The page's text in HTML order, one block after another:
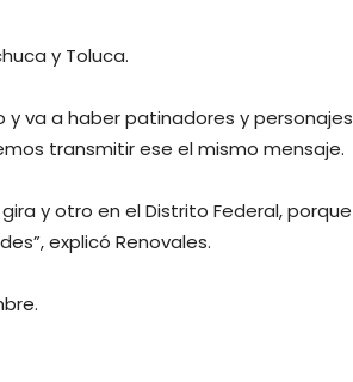
y Toluca.
va a haber patinadores y personajes
transmitir ese el mismo mensaje.
y otro en el Distrito Federal, porque
explicó Renovales.